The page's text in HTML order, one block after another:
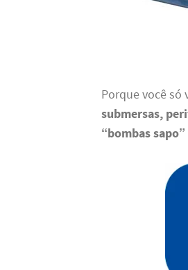
Porque você só
submersas,
“bombas